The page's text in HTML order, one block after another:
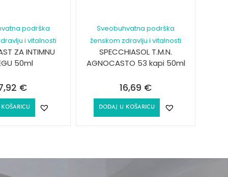
podrška
i vitalnosti
ZA INTIMNU
50ml
€
Sveobuhvatna podrška
ženskom zdravlju i vitalnosti
SPECCHIASOL T.M.N.
AGNOCASTO 53 kapi 50ml
16,69 €
DODAJ U KOŠARICU